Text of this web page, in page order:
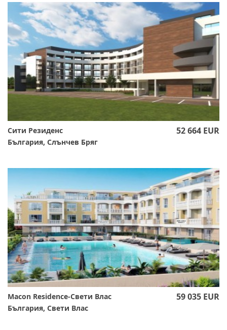
Сити Резиденс
България, Слънчев Бряг
52 664 EUR
Macon Residence-Свети Влас
България, Свети Влас
59 035 EUR